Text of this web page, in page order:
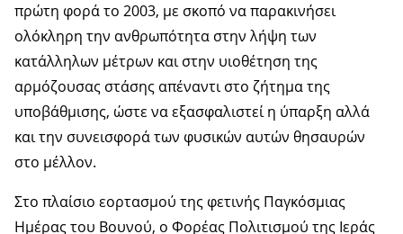
πρώτη φορά το 2003, με σκοπό να παρακινήσει
ολόκληρη την ανθρωπότητα στην λήψη των
κατάλληλων μέτρων και στην υιοθέτηση της
αρμόζουσας στάσης απέναντι στο ζήτημα της
υποβάθμισης, ώστε να εξασφαλιστεί η ύπαρξη αλλά
και την συνεισφορά των φυσικών αυτών θησαυρών
στο μέλλον.
Στο πλαίσιο εορτασμού της φετινής Παγκόσμιας
Ημέρας του Βουνού, o Φορέας Πολιτισμού της Ιεράς